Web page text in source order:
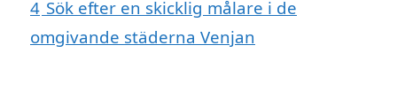
4 Sök efter en skicklig målare i de
omgivande städerna Venjan